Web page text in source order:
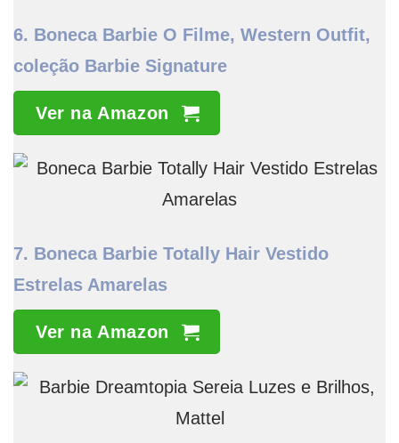
6. Boneca Barbie O Filme, Western Outfit,
coleção Barbie Signature
Ver na Amazon
7. Boneca Barbie Totally Hair Vestido
Estrelas Amarelas
Ver na Amazon